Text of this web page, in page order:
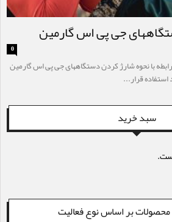
جی پی اس گارمین
0
با نحوه شارژ کردن دستگاههای جی پی اس گارمین
قرار...
سبد خرید
بر اساس نوع فعالیت